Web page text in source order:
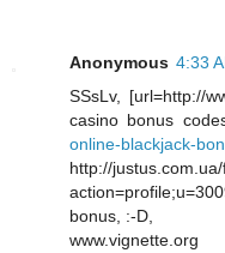
Anonymous 4:33
SSsLv, [url=http://
casino bonus
online-blackjack-
http://
bonus, :-D,
www.vignette.org